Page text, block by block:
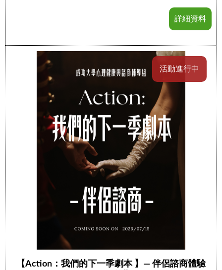
詳細資料
活動進行中
【Action：我們的下一季劇本 】— 伴侶諮商體驗